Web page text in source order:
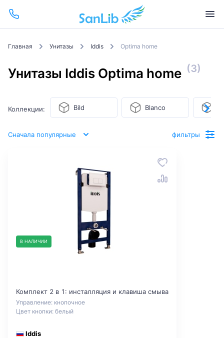
Главная Унитазы Iddis Optima home
Унитазы Iddis Optima home (3)
Коллекции: Bild Blanco
Сначала популярные фильтры
В НАЛИЧИИ
Комплект 2 в 1: инсталляция и клавиша смыва
Управление: кнопочное
Цвет кнопки: белый
Iddis